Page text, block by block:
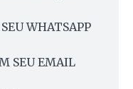
WHATSAPP
SEU EMAIL